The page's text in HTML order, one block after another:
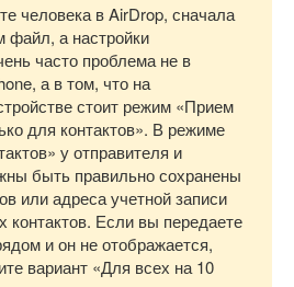
человека в AirDrop, сначала
файл, а настройки
часто проблема не в
а в том, что на
стоит режим «Прием
для контактов». В режиме
у отправителя и
быть правильно сохранены
или адреса учетной записи
контактов. Если вы передаете
и он не отображается,
вариант «Для всех на 10